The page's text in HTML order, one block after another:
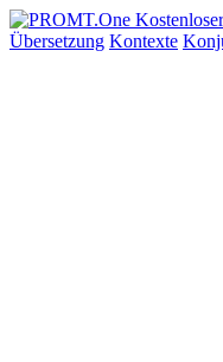
Übersetzung Kontexte